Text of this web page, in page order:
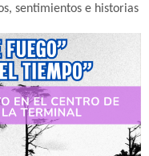
sentimientos e historias